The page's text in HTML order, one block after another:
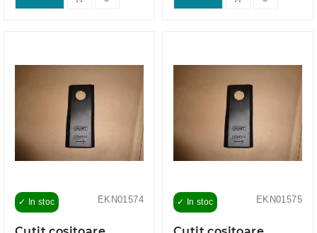
EKN01574
✓ In stoc EKN01575
✓ In stoc